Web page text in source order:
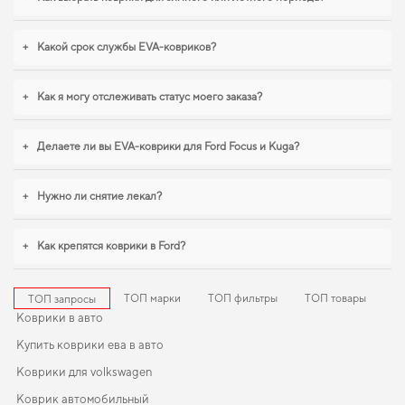
коврики в салон для peugeot 307, eva коврики для volvo ex30помогают
вашего комфорта и предлагать товары, которым можно доверять каждый
+ Какой срок службы EVA-ковриков?
+ Как я могу отслеживать статус моего заказа?
+ Делаете ли вы EVA-коврики для Ford Focus и Kuga?
+ Нужно ли снятие лекал?
+ Как крепятся коврики в Ford?
ТОП запросы ТОП марки ТОП фильтры ТОП товары
Коврики в авто
Купить коврики ева в авто
Коврики для volkswagen
Коврик автомобильный